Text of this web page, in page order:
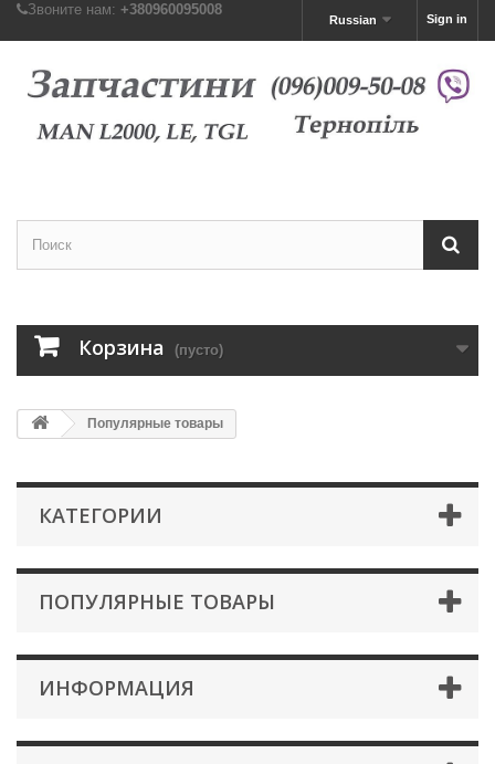
Sign in
Russian
Звоните нам: +380960095008
Корзина (пусто)
Популярные товары
КАТЕГОРИИ
ПОПУЛЯРНЫЕ ТОВАРЫ
ИНФОРМАЦИЯ